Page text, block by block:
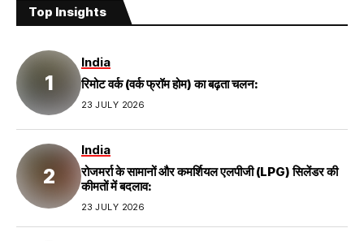
Top Insights
India
रिमोट वर्क (वर्क फ्रॉम होम) का बढ़ता चलन:
23 JULY 2026
India
रोजमर्रा के सामानों और कमर्शियल एलपीजी (LPG) सिलेंडर की
कीमतों में बदलाव:
23 JULY 2026